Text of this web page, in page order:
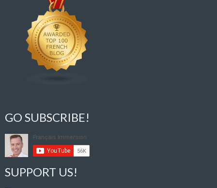
GO SUBSCRIBE!
SUPPORT US!